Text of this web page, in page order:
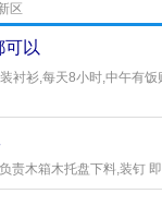
区
可以
衬衫,每天8小时,中午有
责木箱木托盘下料,装钉